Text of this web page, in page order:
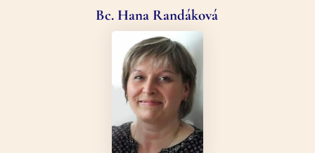
Bc. Hana Randáková